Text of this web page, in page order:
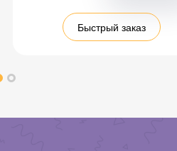
Быстрый заказ